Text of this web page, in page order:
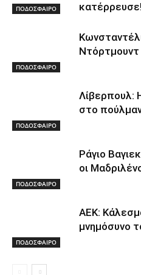
ΠΟΔΟΣΦΑΙΡΟ
κατέρρευσε!
ΠΟΔΟΣΦΑΙΡΟ
ΠΟΔΟΣΦΑΙΡΟ
Λίβερπουλ:
στο
ΠΟΔΟΣΦΑΙΡΟ
Ράγιο
οι
ΠΟΔΟΣΦΑΙΡΟ
ΑΕΚ:
μνημόσυνο